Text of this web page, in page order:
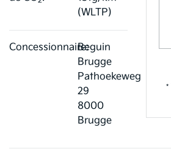
(WLTP)
Concessionnaire:Beguin
Brugge
Pathoekeweg
29
8000
Brugge
*